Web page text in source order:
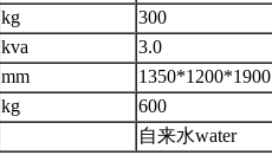
kg
300
kva
3.0
mm
1350*1200*1900
kg
600
自来水water